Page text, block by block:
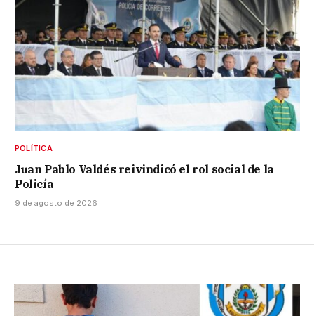
POLÍTICA
Juan Pablo Valdés reivindicó el rol social de la
Policía
9 de agosto de 2026